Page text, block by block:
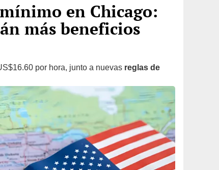
en Chicago:
más beneficios
por hora, junto a nuevas reglas de